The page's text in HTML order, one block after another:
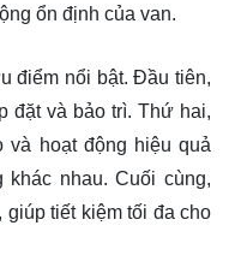
ổn định của van.
điểm nổi bật. Đầu tiên,
đặt và bảo trì. Thứ hai,
hoạt động hiệu quả
nhau. Cuối cùng,
giúp tiết kiệm tối đa cho